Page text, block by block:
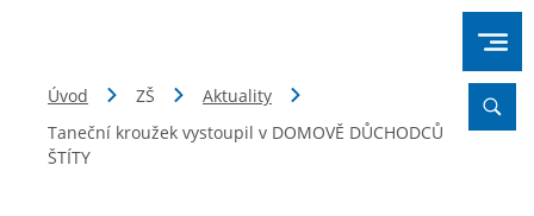
Úvod ZŠ
Aktuality
Taneční kroužek vystoupil v DOMOVĚ DŮCHODCŮ
ŠTÍTY